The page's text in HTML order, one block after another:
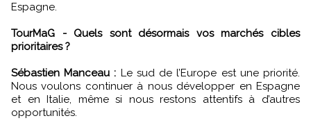
Espagne.
TourMaG - Quels sont désormais vos marchés cibles
prioritaires ?
Sébastien Manceau : Le sud de l’Europe est une priorité.
Nous voulons continuer à nous développer en Espagne
et en Italie, même si nous restons attentifs à d’autres
opportunités.